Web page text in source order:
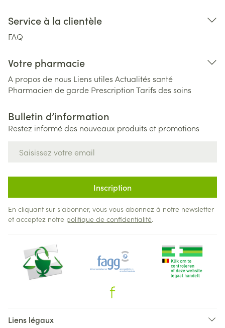
Service à la clientèle
FAQ
Votre pharmacie
A propos de nous Liens utiles Actualités santé
Pharmacien de garde PrescriptionTarifs des soins
Bulletin d’information
Restez informé des nouveaux produits et promotions
Inscription
En cliquant sur s'abonner, vous vous abonnez à notre newsletter
et acceptez notre politique de confidentialité.
Liens légaux